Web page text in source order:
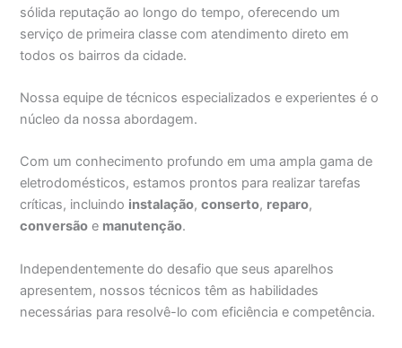
sólida reputação ao longo do tempo, oferecendo um
serviço de primeira classe com atendimento direto em
todos os bairros da cidade.
Nossa equipe de técnicos especializados e experientes é o
núcleo da nossa abordagem.
Com um conhecimento profundo em uma ampla gama de
eletrodomésticos, estamos prontos para realizar tarefas
críticas, incluindo instalação,conserto, reparo,
conversão e manutenção.
Independentemente do desafio que seus aparelhos
apresentem, nossos técnicos têm as habilidades
necessárias para resolvê-lo com eficiência e competência.